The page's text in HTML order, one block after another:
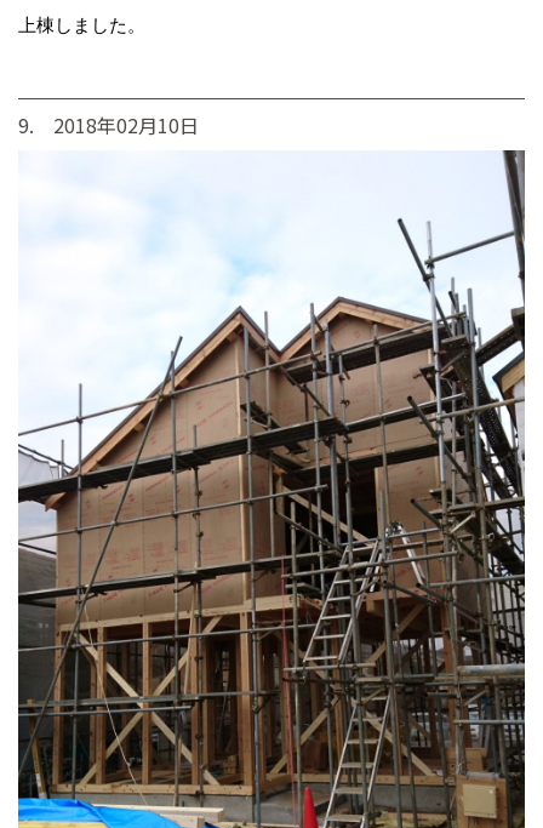
上棟しました。
9. 2018年02月10日